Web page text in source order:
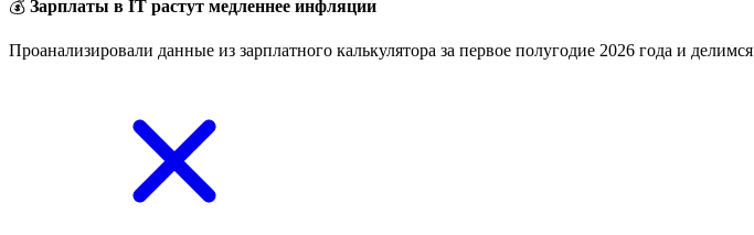
💰 Зарплаты в IT растут медленнее инфляции
Проанализировали данные из зарплатного калькулятора за первое полугодие 2026 года и делимся